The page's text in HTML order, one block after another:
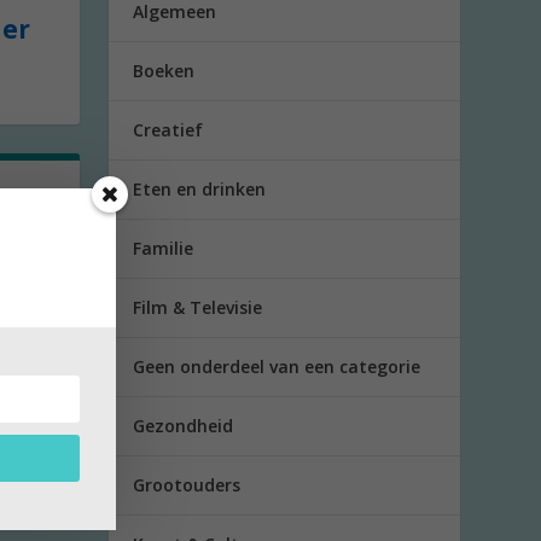
Algemeen
Boeken
Creatief
Eten en drinken
Familie
Film & Televisie
Geen onderdeel van een categorie
Gezondheid
Grootouders